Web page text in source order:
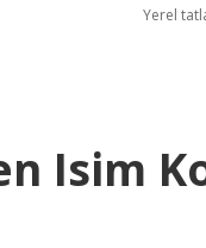
Yerel
Isim